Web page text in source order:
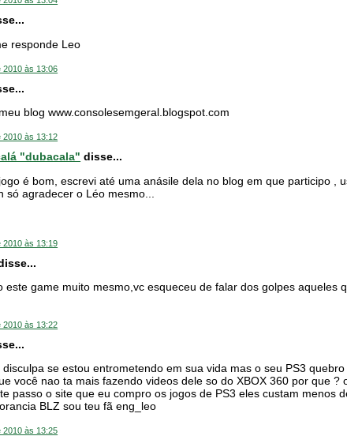
responde Leo
2010 às 13:06
blog www.consolesemgeral.blogspot.com
2010 às 13:12
"dubacala" disse...
é bom, escrevi até uma anásile dela no blog em que participo ,
só agradecer o Léo mesmo...
2010 às 13:19
este game muito mesmo,vc esqueceu de falar dos golpes aqueles
2010 às 13:22
se estou entrometendo em sua vida mas o seu PS3
você nao ta mais fazendo videos dele so do XBOX 360 por que ?
passo o site que eu compro os jogos de PS3 eles custam menos
BLZ sou teu fã eng_leo
2010 às 13:25